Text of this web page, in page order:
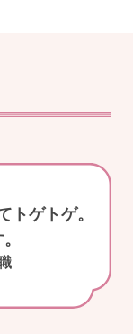
トゲトゲ。